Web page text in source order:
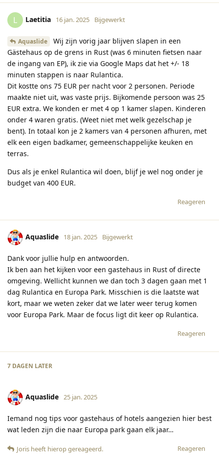
L Laetitia 16 jan. 2025 Bijgewerkt
Aquaslide
Wij zijn vorig jaar blijven slapen in een
Gästehaus op de grens in Rust (was 6 minuten fietsen naar
de ingang van EP), ik zie via Google Maps dat het +/- 18
minuten stappen is naar Rulantica.
Dit kostte ons 75 EUR per nacht voor 2 personen. Periode
maakte niet uit, was vaste prijs. Bijkomende persoon was 25
EUR extra. We konden er met 4 op 1 kamer slapen. Kinderen
onder 4 waren gratis. (Weet niet met welk gezelschap je
bent). In totaal kon je 2 kamers van 4 personen afhuren, met
elk een eigen badkamer, gemeenschappelijke keuken en
terras.
Dus als je enkel Rulantica wil doen, blijf je wel nog onder je
budget van 400 EUR.
Reageren
Aquaslide 18 jan. 2025 Bijgewerkt
Dank voor jullie hulp en antwoorden.
Ik ben aan het kijken voor een gastehaus in Rust of directe
omgeving. Wellicht kunnen we dan toch 3 dagen gaan met 1
dag Rulantica en Europa Park. Misschien is die laatste wat
kort, maar we weten zeker dat we later weer terug komen
voor Europa Park. Maar de focus ligt dit keer op Rulantica.
Reageren
7 DAGEN LATER
Aquaslide 25 jan. 2025
Iemand nog tips voor gastehaus of hotels aangezien hier best
wat leden zijn die naar Europa park gaan elk jaar…
Reageren
Joris heeft hierop gereageerd.